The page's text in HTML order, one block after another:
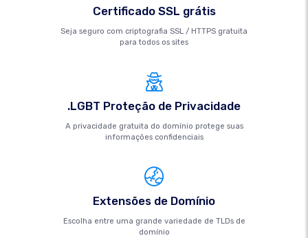
Certificado SSL grátis
Seja seguro com criptografia SSL / HTTPS gratuita
para todos os sites
.LGBT Proteção de Privacidade
A privacidade gratuita do domínio protege suas
informações confidenciais
Extensões de Domínio
Escolha entre uma grande variedade de TLDs de
domínio